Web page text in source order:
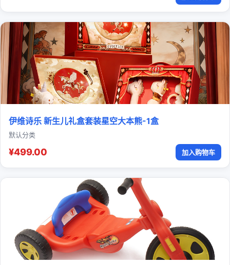
伊维诗乐 新生儿礼盒套装星空大本熊-1盒
默认分类
¥499.00 加入购物车